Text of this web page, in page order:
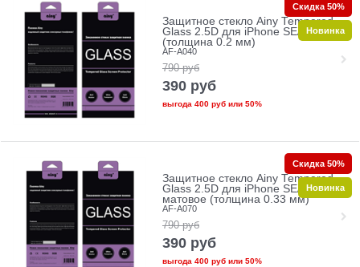
Защитное стекло Ainy Tempered
Glass 2.5D для iPhone SE/5/5c/5s
(толщина 0.2 мм)
AF-A040
790 руб
390 руб
выгода 400 рубили 50%
Скидка 50%
Новинка
Защитное стекло Ainy Tempered
Glass 2.5D для iPhone SE/5/5c/5s
матовое (толщина 0.33 мм)
AF-A070
790 руб
390 руб
выгода 400 рубили 50%
Скидка 50%
Новинка